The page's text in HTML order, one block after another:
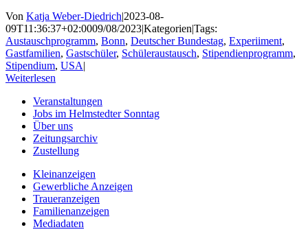
Von Katja Weber-Diedrich|2023-08-
09T11:36:37+02:0009/08/2023|Kategorien|Tags:
Austauschprogramm, Bonn, Deutscher Bundestag, Experiiment,
Gastfamilien, Gastschüler, Schüleraustausch, Stipendienprogramm,
Stipendium, USA|
Weiterlesen
Veranstaltungen
Jobs im Helmstedter Sonntag
Über uns
Zeitungsarchiv
Zustellung
Kleinanzeigen
Gewerbliche Anzeigen
Traueranzeigen
Familienanzeigen
Mediadaten